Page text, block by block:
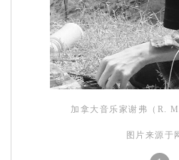
加拿大音乐家谢弗（R.
图片来源于